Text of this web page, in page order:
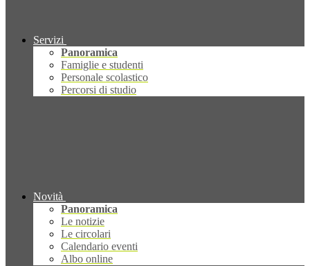
Servizi
Panoramica
Famiglie e studenti
Personale scolastico
Percorsi di studio
Novità
Panoramica
Le notizie
Le circolari
Calendario eventi
Albo online